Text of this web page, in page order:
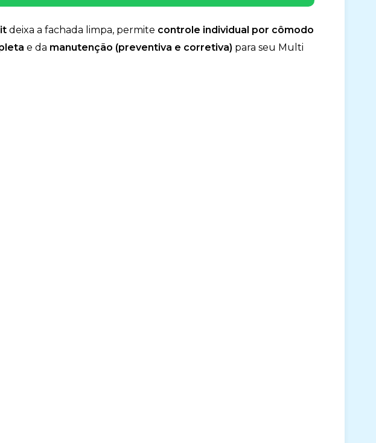
deixa a fachada limpa, permite controle individual por cômodo
e da manutenção (preventiva e corretiva) para seu Multi